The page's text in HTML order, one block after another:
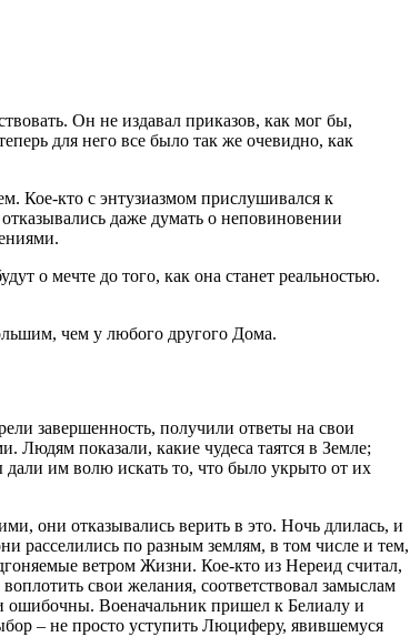
Он не издавал приказов, как мог бы,
для него все было так же очевидно, как
Кое-кто с энтузиазмом прислушивался к
даже думать о неповиновении
о мечте до того, как она станет реальностью.
чем у любого другого Дома.
завершенность, получили ответы на свои
показали, какие чудеса таятся в Земле;
им волю искать то, что было укрыто от их
они отказывались верить в это. Ночь длилась, и
расселились по разным землям, в том числе и тем,
ветром Жизни. Кое-кто из Нереид считал,
свои желания, соответствовал замыслам
ошибочны. Военачальник пришел к Белиалу и
– не просто уступить Люциферу, явившемуся